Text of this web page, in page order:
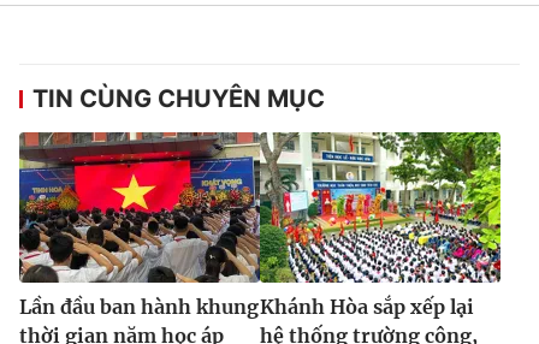
TIN CÙNG CHUYÊN MỤC
Lần đầu ban hành khung
thời gian năm học áp
Khánh Hòa sắp xếp lại
hệ thống trường công,